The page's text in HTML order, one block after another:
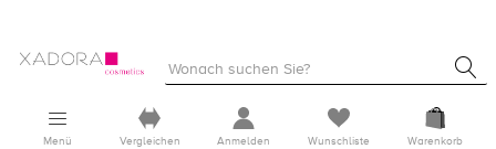
Menü Vergleichen Anmelden Wunschliste Warenkorb